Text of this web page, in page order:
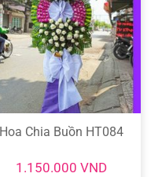
Hoa Chia Buồn HT084
1.150.000 VND